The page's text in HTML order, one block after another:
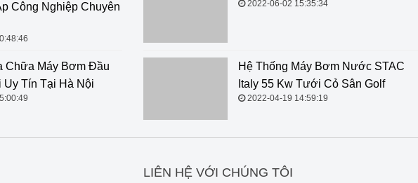
Công Nghiệp Chuyên
Chữa Máy Bơm Đầu
Tín Tại Hà Nội
Hệ Thống Máy Bơm Nước STAC Italy 55 Kw Tưới Cỏ
LIÊN HỆ VỚI CHÚNG TÔI